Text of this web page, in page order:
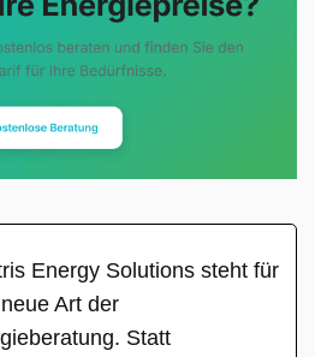
Energy Solutions steht für
Art der
Statt